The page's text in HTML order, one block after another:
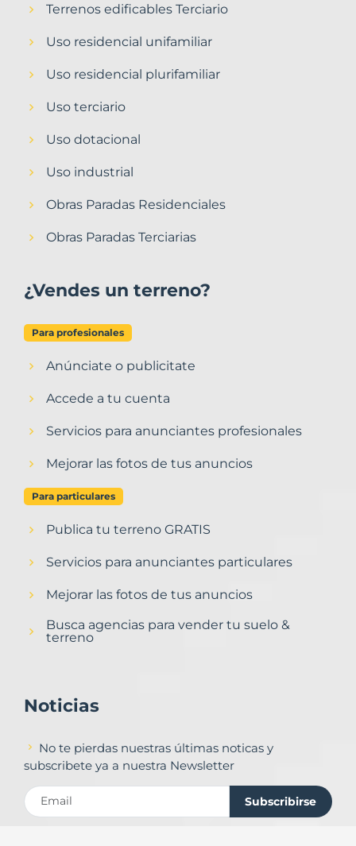
Terrenos edificables Terciario
Uso residencial unifamiliar
Uso residencial plurifamiliar
Uso terciario
Uso dotacional
Uso industrial
Obras Paradas Residenciales
Obras Paradas Terciarias
¿Vendes un terreno?
Para profesionales
Anúnciate o publicitate
Accede a tu cuenta
Servicios para anunciantes profesionales
Mejorar las fotos de tus anuncios
Para particulares
Publica tu terreno GRATIS
Servicios para anunciantes particulares
Mejorar las fotos de tus anuncios
Busca agencias para vender tu suelo &
terreno
Noticias
No te pierdas nuestras últimas noticas y
subscribete ya a nuestra Newsletter
Subscribirse